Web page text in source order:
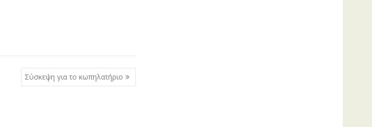
Σύσκεψη για το κωπηλατήριο